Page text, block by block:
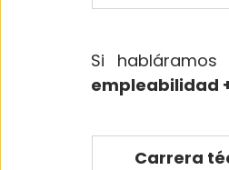
Si
empleabilidad
Carrera